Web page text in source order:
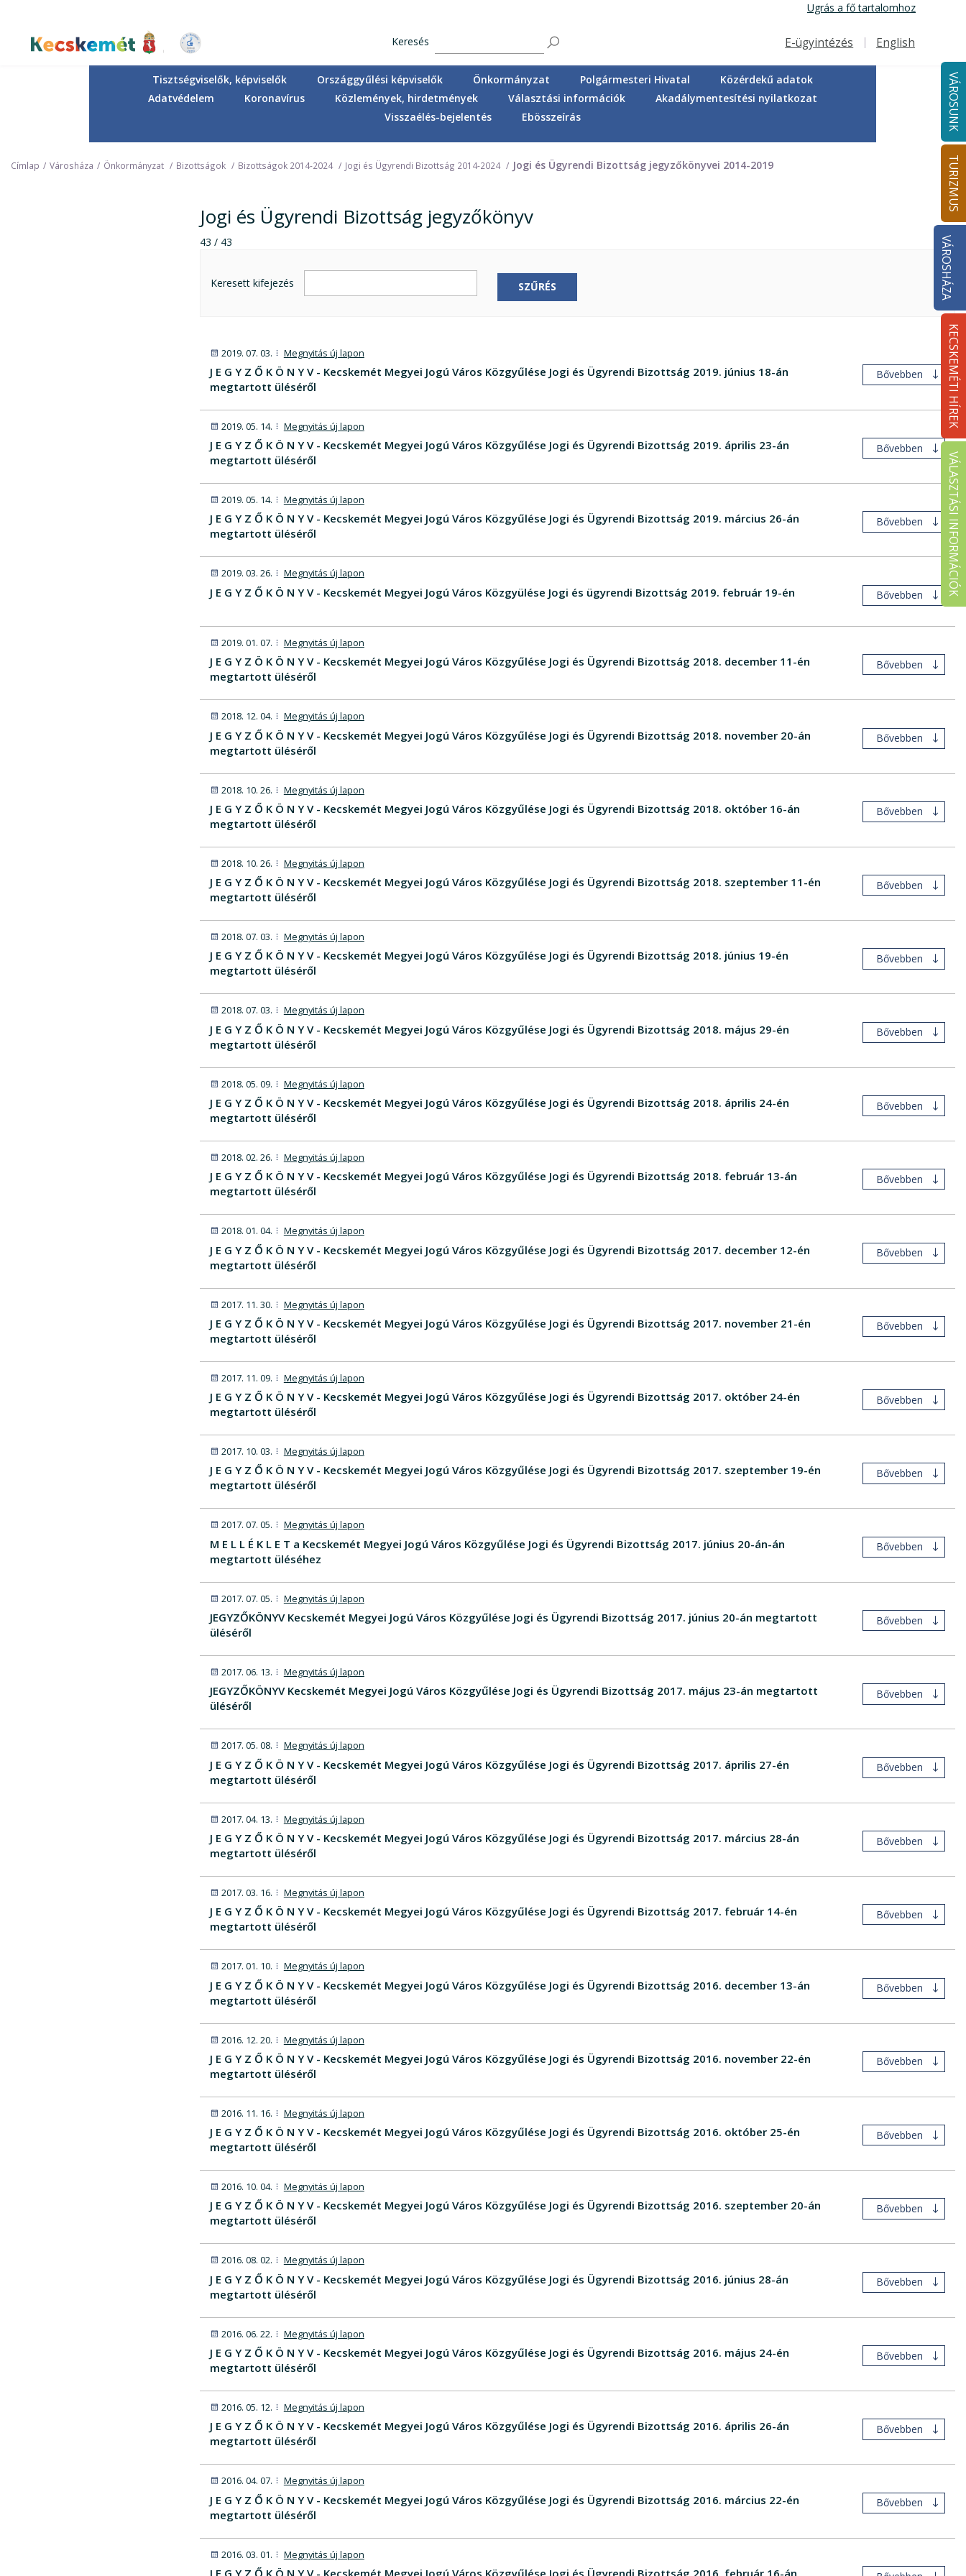
tartalomra
Ugrás a fő tartalomhoz
Kecskemét Város Honlapja
Keresés
Felső navigáció
E-ügyintézés English
VÁROSUNK
TURIZMUS
VÁROSHÁZA
KECSKEMÉTI HÍREK
VÁLASZTÁSI INFORMÁCIÓK
Tisztségviselők, képviselők Országgyűlési képviselők Önkormányzat Polgármesteri Hivatal
Közérdekű adatok
Adatvédelem
Koronavírus Közlemények, hirdetmények Választási információk
Akadálymentesítési nyilatkozat
Visszaélés-bejelentés
Ebösszeírás
Címlap Városháza Önkormányzat Bizottságok Bizottságok 2014-2024 Jogi és Ügyrendi Bizottság 2014-2024 Jogi és Ügyrendi Bizottság jegyzőkönyvei 2014-2019
Jogi és Ügyrendi Bizottság jegyzőkönyv
43 / 43
Keresett kifejezés SZŰRÉS
2019. 07. 03. Megnyitás új lapon
J E G Y Z Ő K Ö N Y V - Kecskemét Megyei Jogú Város Közgyűlése Jogi és Ügyrendi Bizottság 2019. június 18-án
megtartott üléséről
Bővebben
2019. 05. 14. Megnyitás új lapon
J E G Y Z Ő K Ö N Y V - Kecskemét Megyei Jogú Város Közgyűlése Jogi és Ügyrendi Bizottság 2019. április 23-án
megtartott üléséről
Bővebben
2019. 05. 14. Megnyitás új lapon
J E G Y Z Ő K Ö N Y V - Kecskemét Megyei Jogú Város Közgyűlése Jogi és Ügyrendi Bizottság 2019. március 26-án
megtartott üléséről
Bővebben
2019. 03. 26. Megnyitás új lapon
J E G Y Z Ő K Ö N Y V - Kecskemét Megyei Jogú Város Közgyülése Jogi és ügyrendi Bizottság 2019. február 19-én Bővebben
2019. 01. 07. Megnyitás új lapon
J E G Y Z Ö K Ö N Y V - Kecskemét Megyei Jogú Város Közgyűlése Jogi és Ügyrendi Bizottság 2018. december 11-én
megtartott üléséről
Bővebben
2018. 12. 04. Megnyitás új lapon
J E G Y Z Ő K Ö N Y V - Kecskemét Megyei Jogú Város Közgyűlése Jogi és Ügyrendi Bizottság 2018. november 20-án
megtartott üléséről
Bővebben
2018. 10. 26. Megnyitás új lapon
J E G Y Z Ő K Ö N Y V - Kecskemét Megyei Jogú Város Közgyűlése Jogi és Ügyrendi Bizottság 2018. október 16-án
megtartott üléséről
Bővebben
2018. 10. 26. Megnyitás új lapon
J E G Y Z Ő K Ö N Y V - Kecskemét Megyei Jogú Város Közgyűlése Jogi és Ügyrendi Bizottság 2018. szeptember 11-én
megtartott üléséről
Bővebben
2018. 07. 03. Megnyitás új lapon
J E G Y Z Ő K Ö N Y V - Kecskemét Megyei Jogú Város Közgyűlése Jogi és Ügyrendi Bizottság 2018. június 19-én
megtartott üléséről
Bővebben
2018. 07. 03. Megnyitás új lapon
J E G Y Z Ő K Ö N Y V - Kecskemét Megyei Jogú Város Közgyűlése Jogi és Ügyrendi Bizottság 2018. május 29-én
megtartott üléséről
Bővebben
2018. 05. 09. Megnyitás új lapon
J E G Y Z Ő K Ö N Y V - Kecskemét Megyei Jogú Város Közgyűlése Jogi és Ügyrendi Bizottság 2018. április 24-én
megtartott üléséről
Bővebben
2018. 02. 26. Megnyitás új lapon
J E G Y Z Ő K Ö N Y V - Kecskemét Megyei Jogú Város Közgyűlése Jogi és Ügyrendi Bizottság 2018. február 13-án
megtartott üléséről
Bővebben
2018. 01. 04. Megnyitás új lapon
J E G Y Z Ő K Ö N Y V - Kecskemét Megyei Jogú Város Közgyűlése Jogi és Ügyrendi Bizottság 2017. december 12-én
megtartott üléséről
Bővebben
2017. 11. 30. Megnyitás új lapon
J E G Y Z Ő K Ö N Y V - Kecskemét Megyei Jogú Város Közgyűlése Jogi és Ügyrendi Bizottság 2017. november 21-én
megtartott üléséről
Bővebben
2017. 11. 09. Megnyitás új lapon
J E G Y Z Ő K Ö N Y V - Kecskemét Megyei Jogú Város Közgyűlése Jogi és Ügyrendi Bizottság 2017. október 24-én
megtartott üléséről
Bővebben
2017. 10. 03. Megnyitás új lapon
J E G Y Z Ő K Ö N Y V - Kecskemét Megyei Jogú Város Közgyűlése Jogi és Ügyrendi Bizottság 2017. szeptember 19-én
megtartott üléséről
Bővebben
2017. 07. 05. Megnyitás új lapon
M E L L É K L E T a Kecskemét Megyei Jogú Város Közgyűlése Jogi és Ügyrendi Bizottság 2017. június 20-án-án
megtartott üléséhez
Bővebben
2017. 07. 05. Megnyitás új lapon
JEGYZŐKÖNYV Kecskemét Megyei Jogú Város Közgyűlése Jogi és Ügyrendi Bizottság 2017. június 20-án megtartott
üléséről
Bővebben
2017. 06. 13. Megnyitás új lapon
JEGYZŐKÖNYV Kecskemét Megyei Jogú Város Közgyűlése Jogi és Ügyrendi Bizottság 2017. május 23-án megtartott
üléséről
Bővebben
2017. 05. 08. Megnyitás új lapon
J E G Y Z Ő K Ö N Y V - Kecskemét Megyei Jogú Város Közgyűlése Jogi és Ügyrendi Bizottság 2017. április 27-én
megtartott üléséről
Bővebben
2017. 04. 13. Megnyitás új lapon
J E G Y Z Ő K Ö N Y V - Kecskemét Megyei Jogú Város Közgyűlése Jogi és Ügyrendi Bizottság 2017. március 28-án
megtartott üléséről
Bővebben
2017. 03. 16. Megnyitás új lapon
J E G Y Z Ő K Ö N Y V - Kecskemét Megyei Jogú Város Közgyűlése Jogi és Ügyrendi Bizottság 2017. február 14-én
megtartott üléséről
Bővebben
2017. 01. 10. Megnyitás új lapon
J E G Y Z Ő K Ö N Y V - Kecskemét Megyei Jogú Város Közgyűlése Jogi és Ügyrendi Bizottság 2016. december 13-án
megtartott üléséről
Bővebben
2016. 12. 20. Megnyitás új lapon
J E G Y Z Ő K Ö N Y V - Kecskemét Megyei Jogú Város Közgyűlése Jogi és Ügyrendi Bizottság 2016. november 22-én
megtartott üléséről
Bővebben
2016. 11. 16. Megnyitás új lapon
J E G Y Z Ő K Ö N Y V - Kecskemét Megyei Jogú Város Közgyűlése Jogi és Ügyrendi Bizottság 2016. október 25-én
megtartott üléséről
Bővebben
2016. 10. 04. Megnyitás új lapon
J E G Y Z Ő K Ö N Y V - Kecskemét Megyei Jogú Város Közgyűlése Jogi és Ügyrendi Bizottság 2016. szeptember 20-án
megtartott üléséről
Bővebben
2016. 08. 02. Megnyitás új lapon
J E G Y Z Ő K Ö N Y V - Kecskemét Megyei Jogú Város Közgyűlése Jogi és Ügyrendi Bizottság 2016. június 28-án
megtartott üléséről
Bővebben
2016. 06. 22. Megnyitás új lapon
J E G Y Z Ő K Ö N Y V - Kecskemét Megyei Jogú Város Közgyűlése Jogi és Ügyrendi Bizottság 2016. május 24-én
megtartott üléséről
Bővebben
2016. 05. 12. Megnyitás új lapon
J E G Y Z Ő K Ö N Y V - Kecskemét Megyei Jogú Város Közgyűlése Jogi és Ügyrendi Bizottság 2016. április 26-án
megtartott üléséről
Bővebben
2016. 04. 07. Megnyitás új lapon
J E G Y Z Ő K Ö N Y V - Kecskemét Megyei Jogú Város Közgyűlése Jogi és Ügyrendi Bizottság 2016. március 22-én
megtartott üléséről
Bővebben
2016. 03. 01. Megnyitás új lapon
J E G Y Z Ő K Ö N Y V - Kecskemét Megyei Jogú Város Közgyűlése Jogi és Ügyrendi Bizottság 2016. február 16-án